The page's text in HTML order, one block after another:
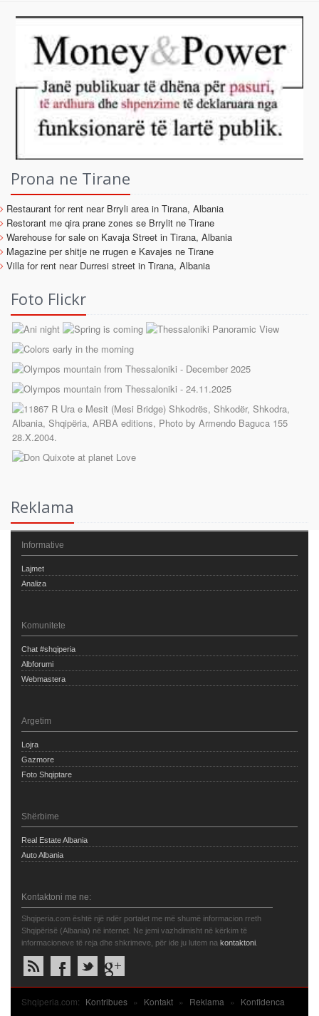
Prona ne Tirane
Restaurant for rent near Brryli area in Tirana, Albania
Restorant me qira prane zones se Brrylit ne Tirane
Warehouse for sale on Kavaja Street in Tirana, Albania
Magazine per shitje ne rrugen e Kavajes ne Tirane
Villa for rent near Durresi street in Tirana, Albania
Foto Flickr
Reklama
Informative
Lajmet
Analiza
Komunitete
Chat #shqiperia
Albforumi
Webmastera
Argetim
Lojra
Gazmore
Foto Shqiptare
Shërbime
Real Estate Albania
Auto Albania
Kontaktoni me ne:
Shqiperia.com është një ndër portalet me më shumë informacion rreth
Shqipërisë (Albania) në internet. Ne jemi vazhdimisht në kërkim të
informacioneve të reja dhe shkrimeve, për ide ju lutem na kontaktoni.
Shqiperia.com: Kontribues » Kontakt » Reklama »
Konfidenca